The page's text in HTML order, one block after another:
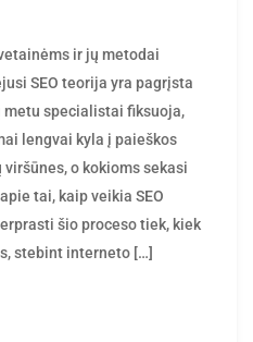
ir jų metodai
SEO teorija yra pagrįsta
specialistai fiksuoja,
lengvai kyla į paieškos
o kokioms sekasi
tai, kaip veikia SEO
šio proceso tiek, kiek
stebint interneto […]